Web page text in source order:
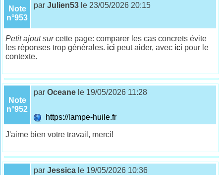
Note
n°953
parJulien53 le 23/05/2026 20:15
Petit ajout surcette page: comparer les cas concrets évite
les réponses trop générales. ici peut aider, avec ici pour le
contexte.
Note
n°952
parOceane le 19/05/2026 11:28
https://lampe-huile.fr
J'aime bien votre travail, merci!
parJessica le 19/05/2026 10:36